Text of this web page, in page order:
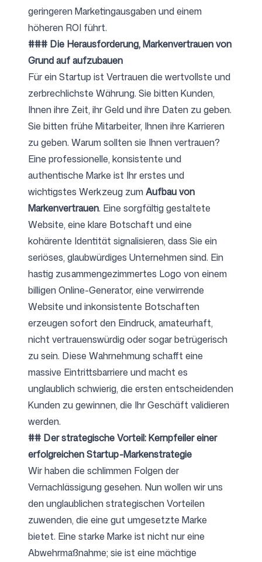
geringeren Marketingausgaben und einem
höheren ROI führt.
### Die Herausforderung, Markenvertrauen von
Grund auf aufzubauen
Für ein Startup ist Vertrauen die wertvollste und
zerbrechlichste Währung. Sie bitten Kunden,
Ihnen ihre Zeit, ihr Geld und ihre Daten zu geben.
Sie bitten frühe Mitarbeiter, Ihnen ihre Karrieren
zu geben. Warum sollten sie Ihnen vertrauen?
Eine professionelle, konsistente und
authentische Marke ist Ihr erstes und
wichtigstes Werkzeug zumAufbau von
Markenvertrauen. Eine sorgfältig gestaltete
Website, eine klare Botschaft und eine
kohärente Identität signalisieren, dass Sie ein
seriöses, glaubwürdiges Unternehmen sind. Ein
hastig zusammengezimmertes Logo von einem
billigen Online-Generator, eine verwirrende
Website und inkonsistente Botschaften
erzeugen sofort den Eindruck, amateurhaft,
nicht vertrauenswürdig oder sogar betrügerisch
zu sein. Diese Wahrnehmung schafft eine
massive Eintrittsbarriere und macht es
unglaublich schwierig, die ersten entscheidenden
Kunden zu gewinnen, die Ihr Geschäft validieren
werden.
## Der strategische Vorteil: Kernpfeiler einer
erfolgreichen Startup-Markenstrategie
Wir haben die schlimmen Folgen der
Vernachlässigung gesehen. Nun wollen wir uns
den unglaublichen strategischen Vorteilen
zuwenden, die eine gut umgesetzte Marke
bietet. Eine starke Marke ist nicht nur eine
Abwehrmaßnahme; sie ist eine mächtige